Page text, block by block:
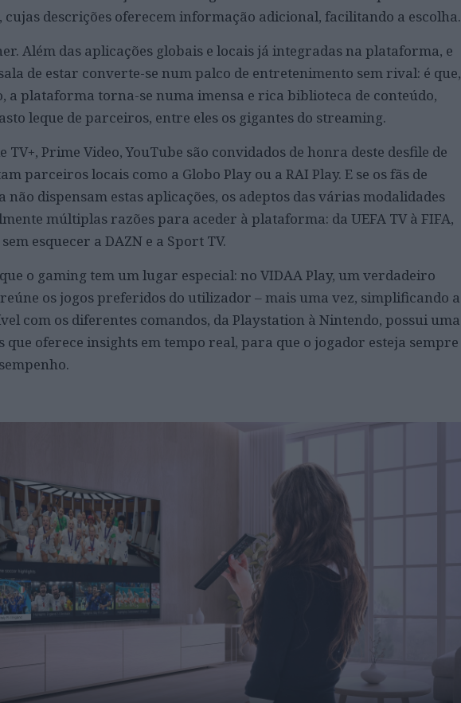
descrições oferecem informação adicional, facilitando a escolha.
Além das aplicações globais e locais já integradas na plataforma, e
de estar converte-se num palco de entretenimento sem rival: é que,
a plataforma torna-se numa imensa e rica biblioteca de conteúdo,
leque de parceiros, entre eles os gigantes do streaming.
TV+, Prime Video, YouTube são convidados de honra deste desfile de
parceiros locais como a Globo Play ou a RAI Play. E se os fãs de
não dispensam estas aplicações, os adeptos das várias modalidades
múltiplas razões para aceder à plataforma: da UEFA TV à FIFA,
esquecer a DAZN e a Sport TV.
o gaming tem um lugar especial: no VIDAA Play, um verdadeiro
os jogos preferidos do utilizador – mais uma vez, simplificando a
com os diferentes comandos, da Playstation à Nintendo, possui uma
oferece insights em tempo real, para que o jogador esteja sempre